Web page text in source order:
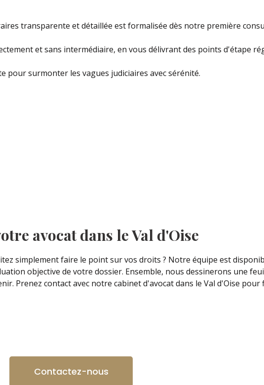
transparente et détaillée est formalisée dès notre première
et sans intermédiaire, en vous délivrant des points d'étape
pour surmonter les vagues judiciaires avec sérénité.
avocat dans le Val d'Oise
simplement faire le point sur vos droits ? Notre équipe est
objective de votre dossier. Ensemble, nous dessinerons une
Prenez contact avec notre cabinet d'avocat dans le Val d'Oise pour
Contactez-nous